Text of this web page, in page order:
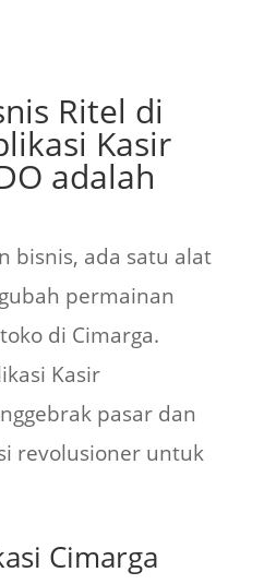
Ritel di
Kasir
adalah
bisnis, ada satu alat
permainan
di Cimarga.
Kasir
pasar dan
revolusioner untuk
Cimarga